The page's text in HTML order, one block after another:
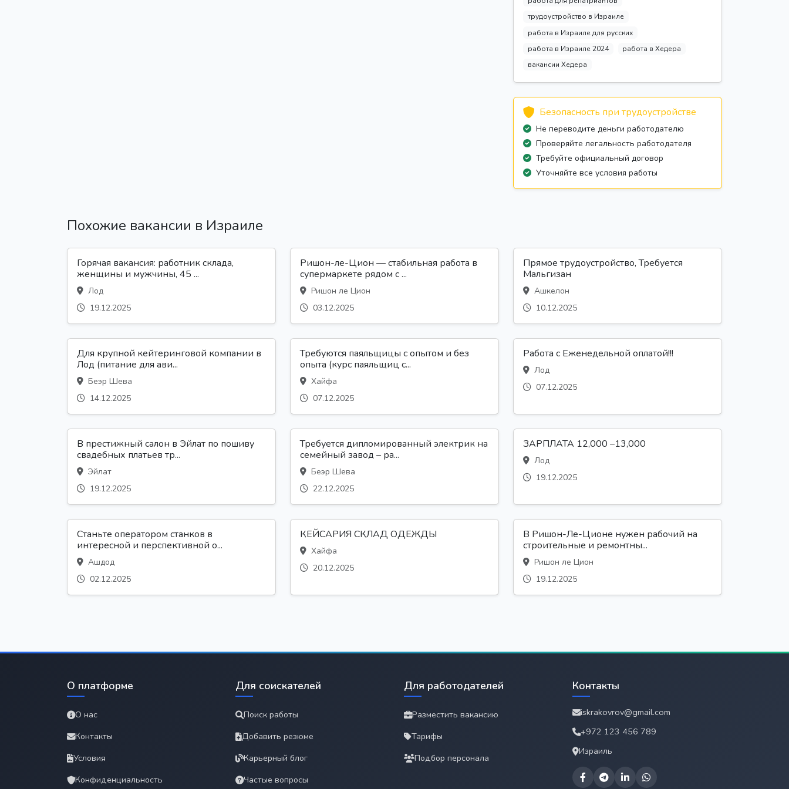
трудоустройство в Израиле
работа в Израиле для русских
работа в Израиле 2024
работа в Хедера
вакансии Хедера
Безопасность при трудоустройстве
Не переводите деньги работодателю
Проверяйте легальность работодателя
Требуйте официальный договор
Уточняйте все условия работы
Похожие вакансии в Израиле
Горячая вакансия: работник склада,
женщины и мужчины, 45 ...
Лод
19.12.2025
Ришон-ле-Цион — стабильная работа в
супермаркете рядом с ...
Ришон ле Цион
03.12.2025
Прямое трудоустройство, Требуется
Мальгизан
Ашкелон
10.12.2025
Для крупной кейтеринговой компании в
Лод (питание для ави...
Беэр Шева
14.12.2025
Требуются паяльщицы с опытом и без
опыта (курс паяльщиц с...
Хайфа
07.12.2025
Работа с Еженедельной оплатой!!!
Лод
07.12.2025
В престижный салон в Эйлат по пошиву
свадебных платьев тр...
Эйлат
19.12.2025
Требуется дипломированный электрик на
семейный завод – ра...
Беэр Шева
22.12.2025
ЗАРПЛАТА 12,000 –13,000
Лод
19.12.2025
Станьте оператором станков в
интересной и перспективной о...
Ашдод
02.12.2025
КЕЙСАРИЯ СКЛАД ОДЕЖДЫ
Хайфа
20.12.2025
В Ришон-Ле-Ционе нужен рабочий на
строительные и ремонтны...
Ришон ле Цион
19.12.2025
О платформе
О нас
Контакты
Условия
Конфиденциальность
Для соискателей
Поиск работы
Добавить резюме
Карьерный блог
Частые вопросы
Для работодателей
Разместить вакансию
Тарифы
Подбор персонала
Контакты
iskrakovrov@gmail.com
+972 123 456 789
Израиль